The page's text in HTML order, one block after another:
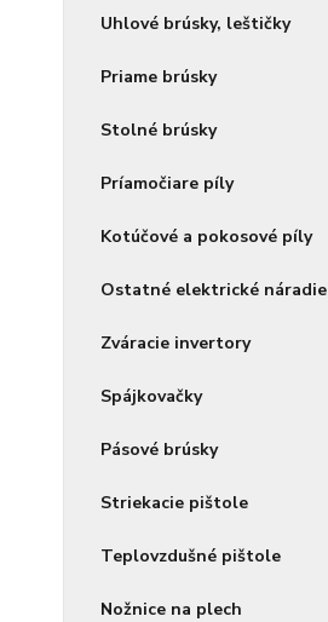
Uhlové brúsky, leštičky
Priame brúsky
Stolné brúsky
Príamočiare píly
Kotúčové a pokosové píly
Ostatné elektrické náradie
Zváracie invertory
Spájkovačky
Pásové brúsky
Striekacie pištole
Teplovzdušné pištole
Nožnice na plech